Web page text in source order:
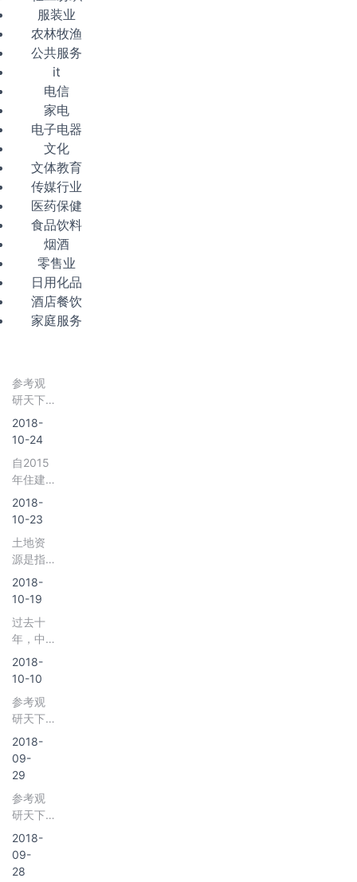
服装业
农林牧渔
公共服务
it
电信
家电
电子电器
文化
文体教育
传媒行业
医药保健
食品饮料
烟酒
零售业
日用化品
酒店餐饮
家庭服务
参考观
研天下
发布
《2019
园林建
筑行业
分析报
告-市场
研与发
展趋势
研究》
2018-
10-24
自2015
年住建
部出台
《住房
设部关
于加快
培育和
发展住
市场的
指导意
见》以
来，中
央及地
方政府
台
2018-
10-23
土地资
源是指
已经被
人类所
可预见
的未来
可供
农、
业或其
它各利
用的土
地，是
人类生
存的基
本资料
对
2018-
10-19
过去十
年，中
国楼市
受经济
政策影
响，呈
现短周
期的波
动。不
年，所
谓的“金
九银十”
被淡
化，
2018-
10-10
参考观
研天下
发布
《2018
年中国
公寓行
业分析
报告-市
场深度
调研与
2018-
09-
29
参考观
研天下
发布
《2018
年中国
2018-
09-
28